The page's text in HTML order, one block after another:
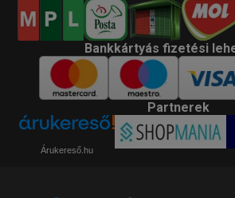
Bankkártyás fizetési
Partnerek
Árukereső.hu